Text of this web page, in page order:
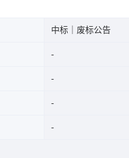
中标｜废标公告